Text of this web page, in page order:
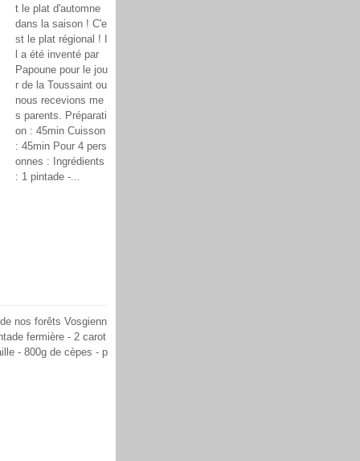
t le plat d'automne
dans la saison ! C'e
st le plat régional ! I
l a été inventé par
Papoune pour le jou
r de la Toussaint ou
nous recevions me
s parents. Préparati
on : 45min Cuisson
: 45min Pour 4 pers
onnes : Ingrédients
: 1 pintade -...
nos forêts Vosgienn
fermière - 2 carot
- 800g de cèpes - p